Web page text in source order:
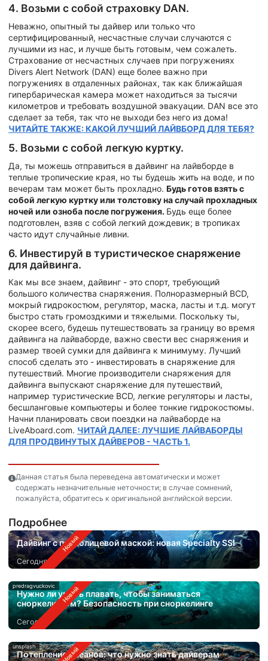
4. Возьми с собой страховку DAN.
Неважно, опытный ты дайвер или только что
сертифицированный, несчастные случаи случаются с
лучшими из нас, и лучше быть готовым, чем сожалеть.
Страхование от несчастных случаев при погружениях
Divers Alert Network (DAN) еще более важно при
погружениях в отдаленных районах, так как ближайшая
гипербарическая камера может находиться за тысячи
километров и требовать воздушной эвакуации. DAN все это
сделает за тебя, так что не выходи без него из дома!
ЧИТАЙТЕ ТАКЖЕ: КАКОЙ ЛУЧШИЙ ЛАЙВБОРД ДЛЯ ТЕБЯ?
5. Возьми с собой легкую куртку.
Да, ты можешь отправиться в дайвинг на лайвборде в
теплые тропические края, но ты будешь жить на воде, и по
вечерам там может быть прохладно. Будь готов взять с
собой легкую куртку или толстовку на случай прохладных
ночей или озноба после погружения. Будь еще более
подготовлен, взяв с собой легкий дождевик; в тропиках
часто идут случайные ливни.
6. Инвестируй в туристическое снаряжение
для дайвинга.
Как мы все знаем, дайвинг - это спорт, требующий
большого количества снаряжения. Полноразмерный BCD,
мокрый гидрокостюм, регулятор, маска, ласты и т.д. могут
быстро стать громоздкими и тяжелыми. Поскольку ты,
скорее всего, будешь путешествовать за границу во время
дайвинга на лайваборде, важно свести вес снаряжения и
размер твоей сумки для дайвинга к минимуму. Лучший
способ сделать это - инвестировать в снаряжение для
путешествий. Многие производители снаряжения для
дайвинга выпускают снаряжение для путешествий,
например туристические BCD, легкие регуляторы и ласты,
бесшланговые компьютеры и более тонкие гидрокостюмы.
Начни планировать свои поездки на лайваборде на
LiveAboard.com. ЧИТАЙ ДАЛЕЕ: ЛУЧШИЕ ЛАЙВАБОРДЫ
ДЛЯ ПРОДВИНУТЫХ ДАЙВЕРОВ - ЧАСТЬ 1.
Данная статья была переведена автоматически и может
содержать незначительные неточности; в случае сомнений,
пожалуйста, обратитесь к оригинальной английской версии.
Подробнее
Дайвинг с полнолицевой маской: новая Specialty SSI
Сегодня
predragvuckovic
Нужно ли уметь плавать, чтобы заниматься
сноркелингом? Безопасность при сноркелинге
Сегодня
unsplash
Потепление океанов: что нужно знать дайверам